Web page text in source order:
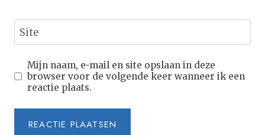
Site
Mijn naam, e-mail en site opslaan in deze
browser voor de volgende keer wanneer ik een
reactie plaats.